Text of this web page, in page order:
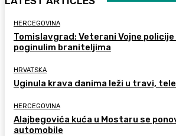
HERCEGOVINA
Tomislavgrad: Veterani Vojne
poginulim braniteljima
HRVATSKA
Uginula krava danima leži u travi,
HERCEGOVINA
Alajbegovića kuća u Mostaru se
automobile